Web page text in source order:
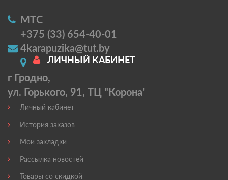
МТС
+375 (33) 654-40-01
4karapuzika@tut.by
г Гродно,
ул. Горького, 91, ТЦ "Корона'
ЛИЧНЫЙ КАБИНЕТ
Личный кабинет
История заказов
Мои закладки
Рассылка новостей
Товары со скидкой